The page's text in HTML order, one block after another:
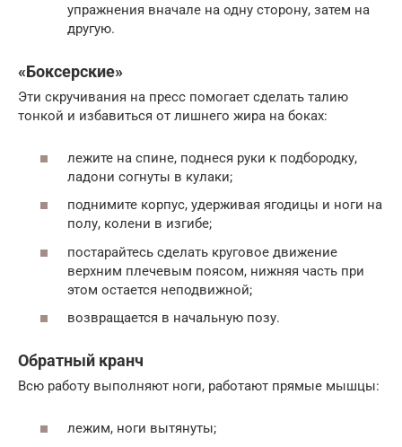
упражнения вначале на одну сторону, затем на
другую.
«Боксерские»
Эти скручивания на пресс помогает сделать талию
тонкой и избавиться от лишнего жира на боках:
лежите на спине, поднеся руки к подбородку,
ладони согнуты в кулаки;
поднимите корпус, удерживая ягодицы и ноги на
полу, колени в изгибе;
постарайтесь сделать круговое движение
верхним плечевым поясом, нижняя часть при
этом остается неподвижной;
возвращается в начальную позу.
Обратный кранч
Всю работу выполняют ноги, работают прямые мышцы:
лежим, ноги вытянуты;